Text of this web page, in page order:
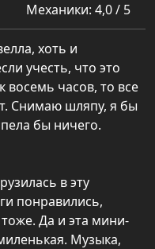
Механики: 4,0 / 5
хоть и
учесть, что это
восемь часов, то все
Снимаю шляпу, я бы
бы ничего.
в эту
понравились,
Да и эта мини-
Музыка,